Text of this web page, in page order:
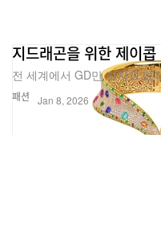
패션
지드래곤을 위한 제이콥
전 세계에서 GD만 가지고 있
Jan 8, 2026